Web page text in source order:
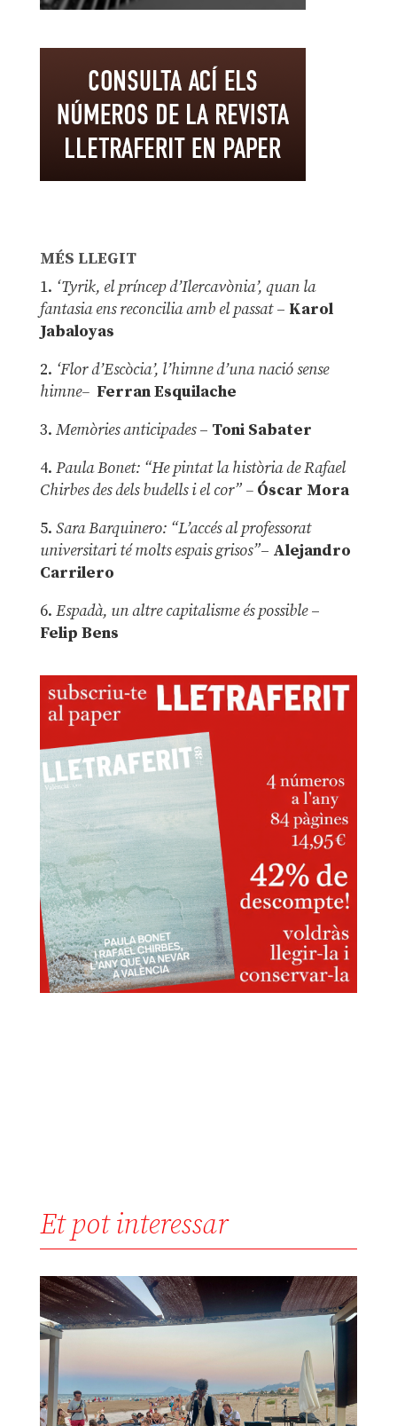
MÉS LLEGIT
1. ‘Tyrik, el príncep d’Ilercavònia’, quan la
fantasia ens reconcilia amb el passat– Karol
Jabaloyas
2. ‘Flor d’Escòcia’, l’himne d’una nació sense
himne– Ferran Esquilache
3. Memòries anticipades– Toni Sabater
4. Paula Bonet: “He pintat la història de Rafael
Chirbes des dels budells i el cor” –Óscar Mora
5. Sara Barquinero: “L’accés al professorat
universitari té molts espais grisos”– Alejandro
Carrilero
6. Espadà, un altre capitalisme és possible –
Felip Bens
Et pot interessar